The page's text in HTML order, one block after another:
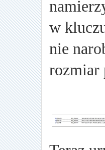
w
nie
rozmiar